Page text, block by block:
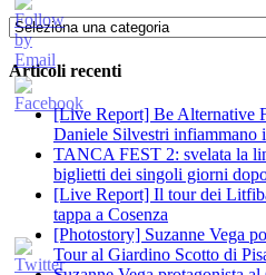
Categorie
Articoli recenti
[Live Report] Be Alternative
Daniele Silvestri infiammano
TANCA FEST 2: svelata la
biglietti dei singoli giorni
[Live Report] Il tour dei
tappa a Cosenza
[Photostory] Suzanne Vega
Tour al Giardino Scotto di